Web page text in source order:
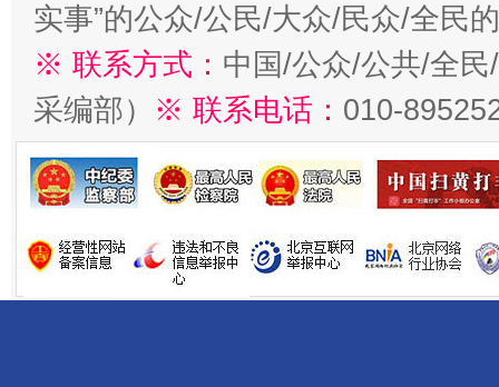
实事”的公众/公民/大众/民众/全民
※ 联系方式： 中国/公众/公共/全
采编部） ※ 联系电话： 010-